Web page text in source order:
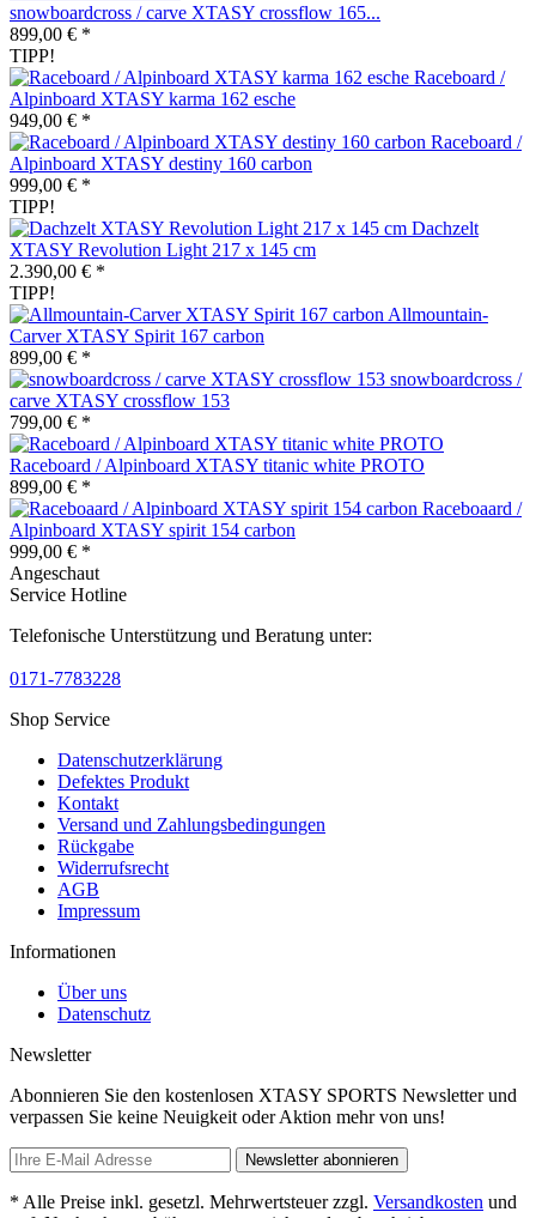
snowboardcross / carve XTASY crossflow 165...
899,00 € *
TIPP!
Raceboard /
Alpinboard XTASY karma 162 esche
949,00 € *
Raceboard /
Alpinboard XTASY destiny 160 carbon
999,00 € *
TIPP!
Dachzelt
XTASY Revolution Light 217 x 145 cm
2.390,00 € *
TIPP!
Allmountain-
Carver XTASY Spirit 167 carbon
899,00 € *
snowboardcross /
carve XTASY crossflow 153
799,00 € *
Raceboard / Alpinboard XTASY titanic white PROTO
899,00 € *
Raceboaard /
Alpinboard XTASY spirit 154 carbon
999,00 € *
Angeschaut
Service Hotline
Telefonische Unterstützung und Beratung unter:
0171-7783228
Shop Service
Datenschutzerklärung
Defektes Produkt
Kontakt
Versand und Zahlungsbedingungen
Rückgabe
Widerrufsrecht
AGB
Impressum
Informationen
Über uns
Datenschutz
Newsletter
Abonnieren Sie den kostenlosen XTASY SPORTS Newsletter und
verpassen Sie keine Neuigkeit oder Aktion mehr von uns!
Newsletter abonnieren
* Alle Preise inkl. gesetzl. Mehrwertsteuer zzgl. Versandkosten und